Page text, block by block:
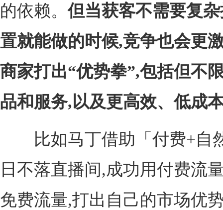
的依赖。但当获客不需要复
置就能做的时候,竞争也会更
商家打出“优势拳”,包括但不
品和服务,以及更高效、低成
比如马丁借助「付费+自
日不落直播间,成功用付费流
免费流量,打出自己的市场优